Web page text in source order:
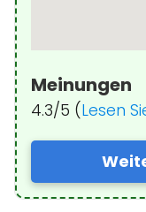
Meinungen
4.3/5 (Lesen